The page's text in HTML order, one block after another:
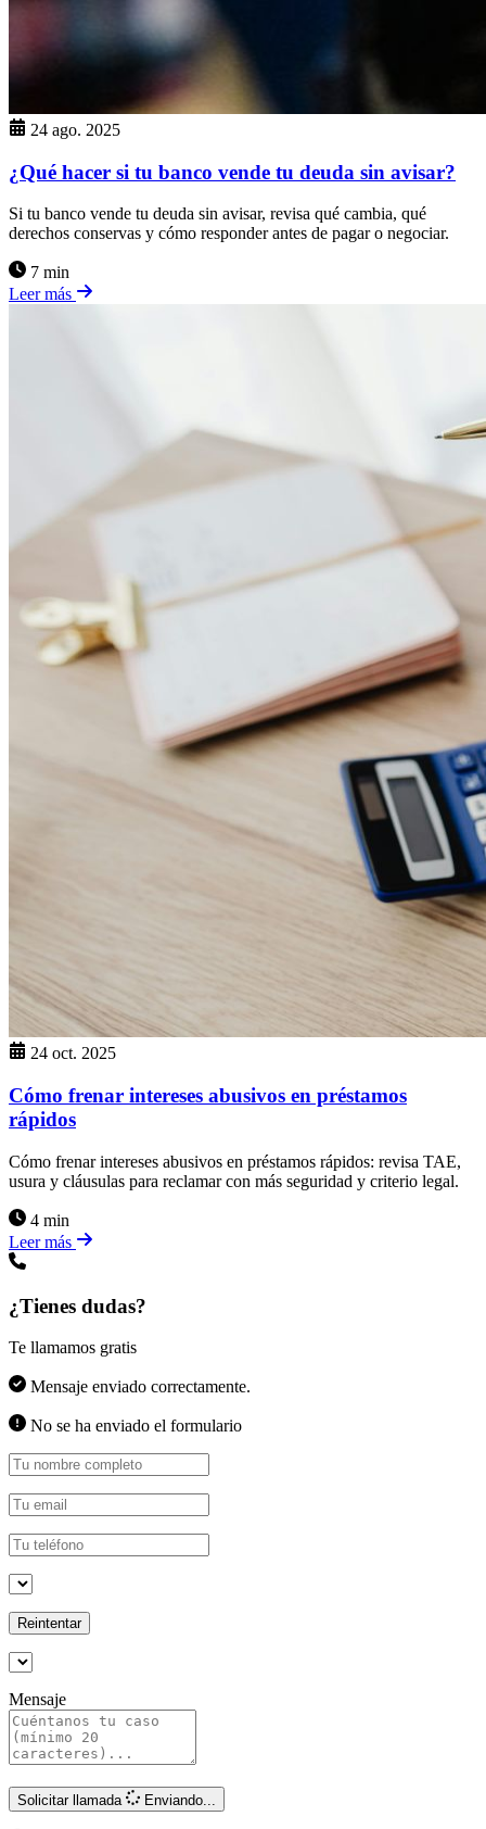
24 ago. 2025
¿Qué hacer si tu banco vende tu deuda sin avisar?
Si tu banco vende tu deuda sin avisar, revisa qué cambia, qué
derechos conservas y cómo responder antes de pagar o negociar.
7 min
Leer más
24 oct. 2025
Cómo frenar intereses abusivos en préstamos
rápidos
Cómo frenar intereses abusivos en préstamos rápidos: revisa TAE,
usura y cláusulas para reclamar con más seguridad y criterio legal.
4 min
Leer más
¿Tienes dudas?
Te llamamos gratis
Mensaje enviado correctamente.
No se ha enviado el formulario
Reintentar
Mensaje
Solicitar llamada Enviando...